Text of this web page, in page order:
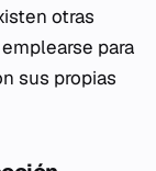
otras
para
sus propias